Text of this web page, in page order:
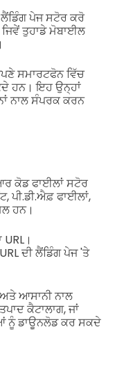
ਪੇਜ ਸਟੋਰ ਕਰੋ
ਤੁਹਾਡੇ ਮੋਬਾਈਲ
ਸਮਾਰਟਫੋਨ ਵਿੱਚ
ਹਨ। ਇਹ ਉਨ੍ਹਾਂ
ਨਾਲ ਸੰਪਰਕ ਕਰਨ
ਕੋਡ ਫਾਈਲਾਂ ਸਟੋਰ
ਪੀ.ਡੀ.ਐਫ਼ ਫਾਈਲਾਂ,
ਹਨ।
ਦੀ ਲੈਂਡਿੰਗ ਪੇਜ 'ਤੇ
ਆਸਾਨੀ ਨਾਲ
ਕੈਟਾਲਾਗ, ਜਾਂ
ਨੂੰ ਡਾਊਨਲੋਡ ਕਰ ਸਕਦੇ